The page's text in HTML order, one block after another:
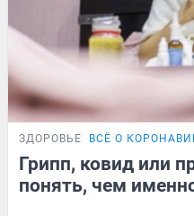
ЗДОРОВЬЕ ВСЁ О
Грипп, ковид или
понять, чем